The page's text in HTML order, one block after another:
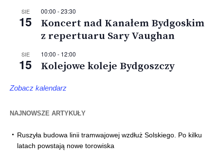
SIE
15
00:00 -23:30
Koncert nad Kanałem Bydgoskim
z repertuaru Sary Vaughan
SIE
15
10:00 - 12:00
Kolejowe koleje Bydgoszczy
Zobacz kalendarz
NAJNOWSZE ARTYKUŁY
Ruszyła budowa linii tramwajowej wzdłuż Solskiego. Po kilku
latach powstają nowe torowiska